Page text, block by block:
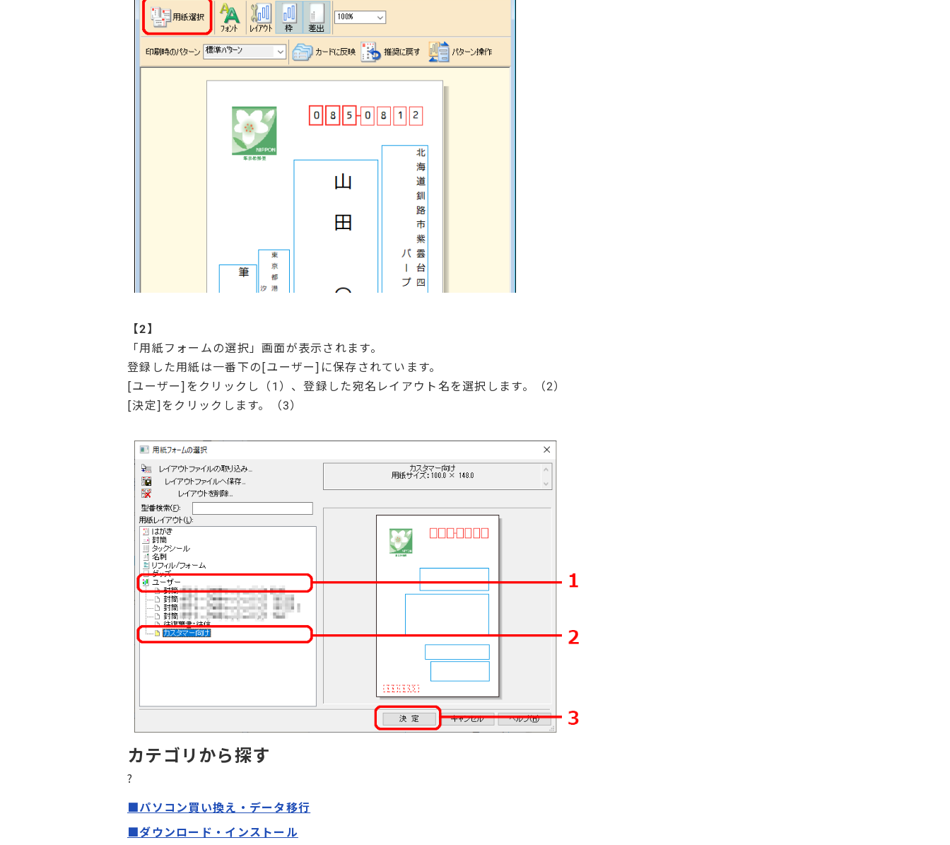
【2】
「用紙フォームの選択」画面が表示されます。
登録した用紙は一番下の[ユーザー]に保存されています。
[ユーザー]をクリックし（1）、登録した宛名レイアウト名を選択します。（2）
[決定]をクリックします。（3）
カテゴリから探す
?
■パソコン買い換え・データ移行
■ダウンロード・インストール